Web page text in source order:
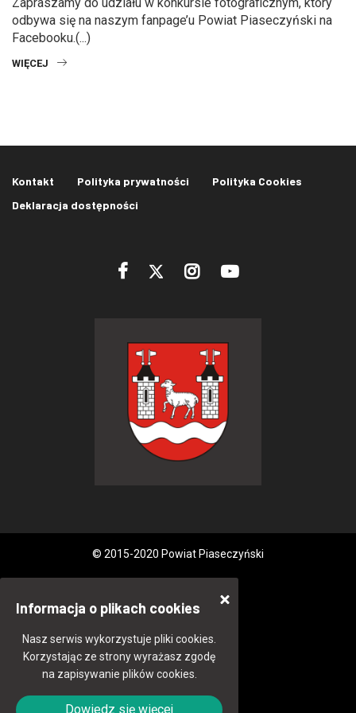
odbywa się na naszym fanpage’u Powiat Piaseczyński na
Facebooku.(...)
WIĘCEJ
Kontakt Polityka prywatności
Polityka Cookies
Deklaracja dostępności
© 2015-2020 Powiat Piaseczyński
Informacja o plikach cookies
Nasz serwis wykorzystuje pliki cookies.
Korzystając ze strony wyrażasz zgodę
na zapisywanie plików cookies.
Dowiedz się więcej